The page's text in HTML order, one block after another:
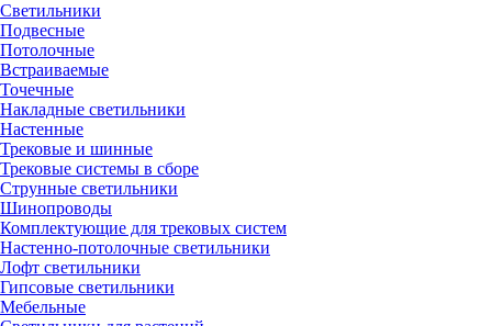
Светильники
Подвесные
Потолочные
Встраиваемые
Точечные
Накладные светильники
Настенные
Трековые и шинные
Трековые системы в сборе
Струнные светильники
Шинопроводы
Комплектующие для трековых систем
Настенно-потолочные светильники
Лофт светильники
Гипсовые светильники
Мебельные